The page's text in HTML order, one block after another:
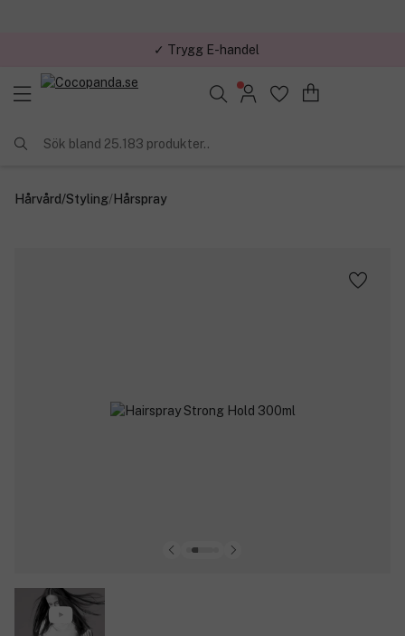
✓ Trygg E-handel
Sök bland 25.183 produkter..
Hårvård/Styling/Hårspray